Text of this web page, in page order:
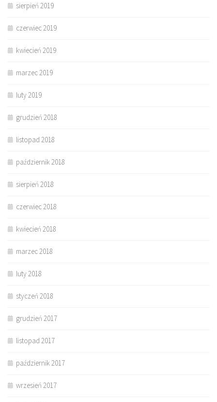
sierpień 2019
czerwiec 2019
kwiecień 2019
marzec 2019
luty 2019
grudzień 2018
listopad 2018
październik 2018
sierpień 2018
czerwiec 2018
kwiecień 2018
marzec 2018
luty 2018
styczeń 2018
grudzień 2017
listopad 2017
październik 2017
wrzesień 2017